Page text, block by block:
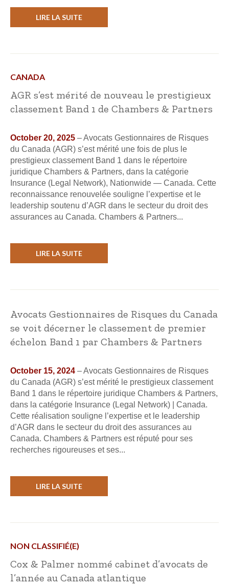
LIRE LA SUITE
CANADA
AGR s’est mérité de nouveau le prestigieux
classement Band 1 de Chambers & Partners
October 20, 2025 – Avocats Gestionnaires de Risques
du Canada (AGR) s’est mérité une fois de plus le
prestigieux classement Band 1 dans le répertoire
juridique Chambers & Partners, dans la catégorie
Insurance (Legal Network), Nationwide — Canada. Cette
reconnaissance renouvelée souligne l’expertise et le
leadership soutenu d’AGR dans le secteur du droit des
assurances au Canada. Chambers & Partners...
LIRE LA SUITE
Avocats Gestionnaires de Risques du Canada
se voit décerner le classement de premier
échelon Band 1 par Chambers & Partners
October 15, 2024 – Avocats Gestionnaires de Risques
du Canada (AGR) s’est mérité le prestigieux classement
Band 1 dans le répertoire juridique Chambers & Partners,
dans la catégorie Insurance (Legal Network) | Canada.
Cette réalisation souligne l’expertise et le leadership
d’AGR dans le secteur du droit des assurances au
Canada. Chambers & Partners est réputé pour ses
recherches rigoureuses et ses...
LIRE LA SUITE
NON CLASSIFIÉ(E)
Cox & Palmer nommé cabinet d’avocats de
l’année au Canada atlantique